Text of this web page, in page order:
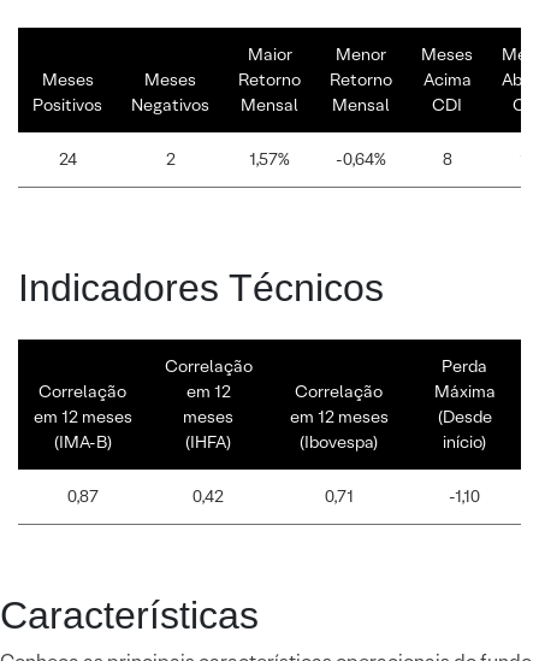
Meses
Positivos
Meses
Negativos
Maior
Retorno
Mensal
Menor
Retorno
Mensal
Meses
Acima
CDI
24 2 1,57% -0,64% 8 18
Indicadores Técnicos
Correlação
em 12 meses
(IMA-B)
Correlação
em 12
meses
(IHFA)
Correlação
em 12 meses
(Ibovespa)
Perda
Máxima
(Desde
início)
0,87 0,42 0,71 -1,10
Características